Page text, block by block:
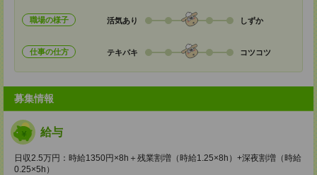
職場の様子 活気あり しずか
仕事の仕方 テキパキ コツコツ
募集情報
給与
日収2.5万円：時給1350円×8h＋残業割増（時給1.25×8h）+深夜割増（時給
0.25×5h）